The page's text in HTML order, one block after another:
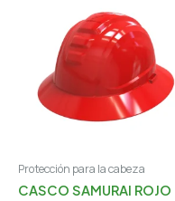
Protección para la cabeza
CASCO SAMURAI ROJO